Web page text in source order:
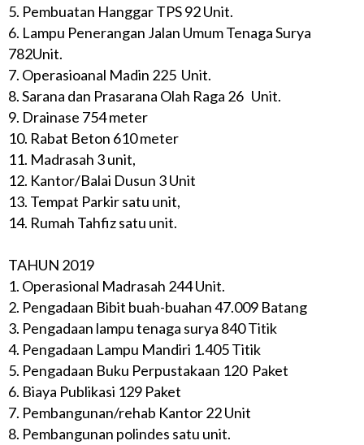
5. Pembuatan Hanggar TPS 92 Unit.
6. Lampu Penerangan Jalan Umum Tenaga Surya
782Unit.
7. Operasioanal Madin 225 Unit.
8. Sarana dan Prasarana Olah Raga 26 Unit.
9. Drainase 754 meter
10. Rabat Beton 610 meter
11. Madrasah 3 unit,
12. Kantor/Balai Dusun 3 Unit
13. Tempat Parkir satu unit,
14. Rumah Tahfiz satu unit.
TAHUN 2019
1. Operasional Madrasah 244 Unit.
2. Pengadaan Bibit buah-buahan 47.009 Batang
3. Pengadaan lampu tenaga surya 840 Titik
4. Pengadaan Lampu Mandiri 1.405 Titik
5. Pengadaan Buku Perpustakaan 120 Paket
6. Biaya Publikasi 129 Paket
7. Pembangunan/rehab Kantor 22 Unit
8. Pembangunan polindes satu unit.